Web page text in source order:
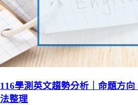
116學測英文趨勢分析｜命題方
法整理